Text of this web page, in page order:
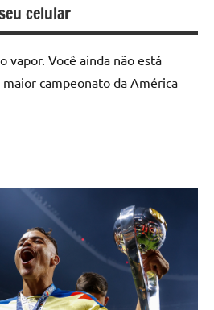
celular
vapor. Você ainda não está
campeonato da América